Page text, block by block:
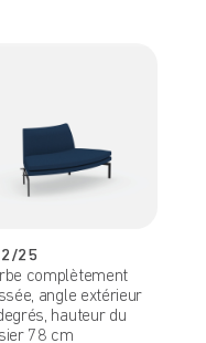
25
complètement
angle extérieur
hauteur du
78 cm